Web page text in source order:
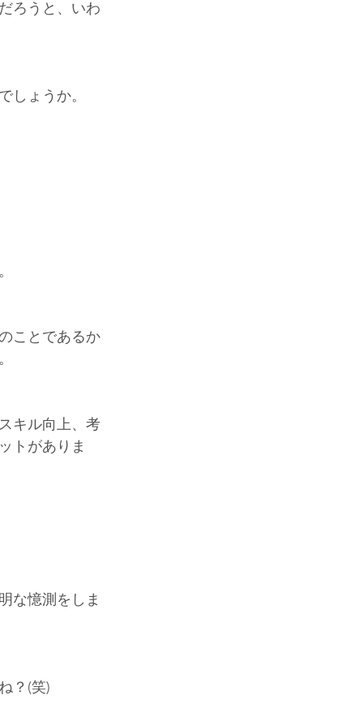
ろうと、いわ
しょうか。
ことであるか
キル向上、考
トがありま
な憶測をしま
？(笑)